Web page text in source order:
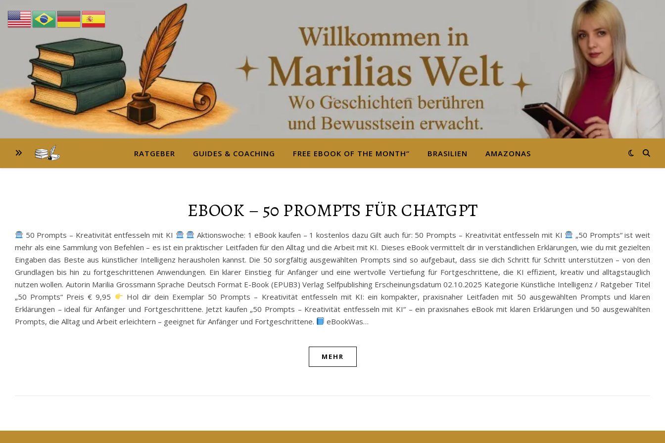
RATGEBER GUIDES & COACHING FREE EBOOK OF THE MONTH“ BRASILIEN AMAZONAS
EBOOK – 50 PROMPTS FÜR CHATGPT
50 Prompts – Kreativität entfesseln mit KI Aktionswoche: 1 eBook kaufen – 1 kostenlos dazu Gilt auch für: 50 Prompts – Kreativität entfesseln mit KI
„50 Prompts“ ist weit
mehr als eine Sammlung von Befehlen – es ist ein praktischer Leitfaden für den Alltag und die Arbeit mit KI. Dieses eBook vermittelt dir in verständlichen Erklärungen, wie du mit gezielten
Eingaben das Beste aus künstlicher Intelligenz herausholen kannst. Die 50 sorgfältig ausgewählten Prompts sind so aufgebaut, dass sie dich Schritt für Schritt unterstützen – von den
Grundlagen bis hin zu fortgeschrittenen Anwendungen. Ein klarer Einstieg für Anfänger und eine wertvolle Vertiefung für Fortgeschrittene, die KI effizient, kreativ und alltagstauglich
nutzen wollen. Autorin Marilia Grossmann Sprache Deutsch Format E-Book (EPUB3) Verlag Selfpublishing Erscheinungsdatum 02.10.2025 Kategorie Künstliche Intelligenz / Ratgeber Titel
„50 Prompts“ Preis € 9,95
Hol dir dein Exemplar 50 Prompts – Kreativität entfesseln mit KI: ein kompakter, praxisnaher Leitfaden mit 50 ausgewählten Prompts und klaren
Erklärungen – ideal für Anfänger und Fortgeschrittene. Jetzt kaufen „50 Prompts – Kreativität entfesseln mit KI“ – ein praxisnahes eBook mit klaren Erklärungen und 50 ausgewählten
Prompts, die Alltag und Arbeit erleichtern – geeignet für Anfänger und Fortgeschrittene.
eBookWas…
MEHR